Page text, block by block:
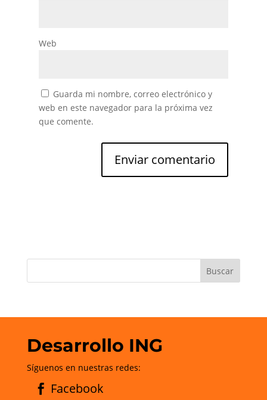
Web
Guarda mi nombre, correo electrónico y
web en este navegador para la próxima vez
que comente.
Desarrollo ING
Síguenos en nuestras redes:
Facebook